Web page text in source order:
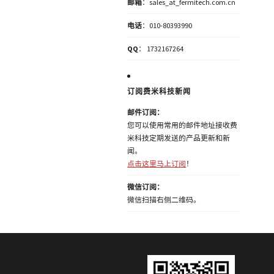
邮箱：sales_at_fermitech.com.cn
电话：010-80393990
QQ ： 1732167264
订阅费米科技新闻
邮件订阅：
您可以使用常用的邮件地址接收费
米科技定期发送的产品更新和新
闻。
点击这里马上订阅 ！
微信订阅：
微信扫描右侧二维码。